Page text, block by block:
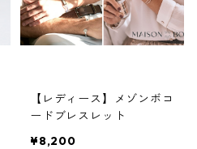
【レディース】メゾンボコ
ードブレスレット
¥8,200